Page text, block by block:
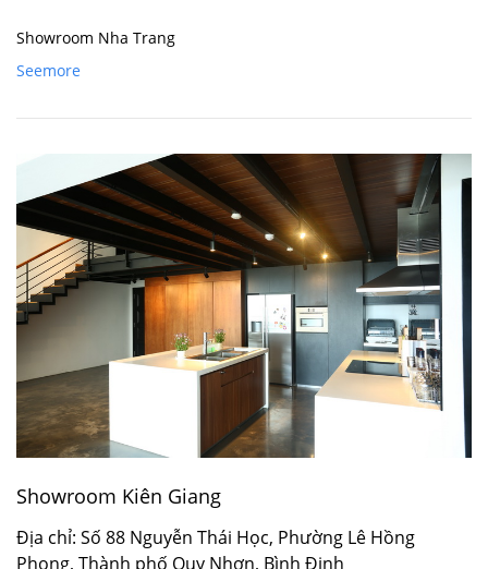
Showroom Nha Trang
Seemore
Showroom Kiên Giang
Địa chỉ: Số 88 Nguyễn Thái Học, Phường Lê Hồng
Phong, Thành phố Quy Nhơn, Bình Định